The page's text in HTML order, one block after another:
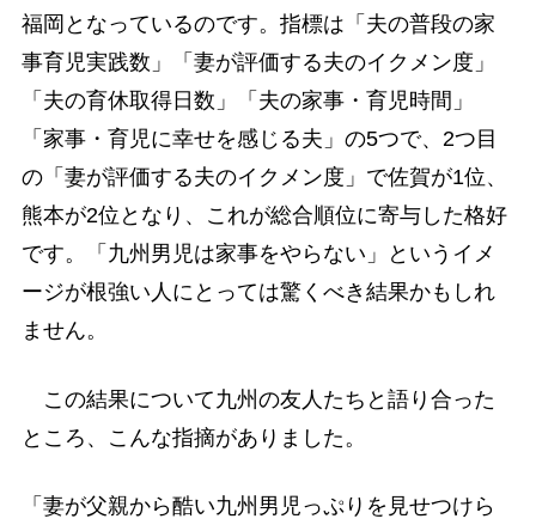
福岡となっているのです。指標は「夫の普段の家
事育児実践数」「妻が評価する夫のイクメン度」
「夫の育休取得日数」「夫の家事・育児時間」
「家事・育児に幸せを感じる夫」の5つで、2つ目
の「妻が評価する夫のイクメン度」で佐賀が1位、
熊本が2位となり、これが総合順位に寄与した格好
です。「九州男児は家事をやらない」というイメ
ージが根強い人にとっては驚くべき結果かもしれ
ません。
この結果について九州の友人たちと語り合った
ところ、こんな指摘がありました。
「妻が父親から酷い九州男児っぷりを見せつけら